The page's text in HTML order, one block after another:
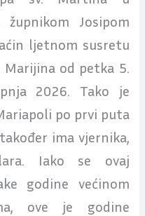
Josipom
ljetnom susretu
od petka 5.
2026. Tako je
po prvi puta
ima vjernika,
Iako se ovaj
godine većinom
ove je godine